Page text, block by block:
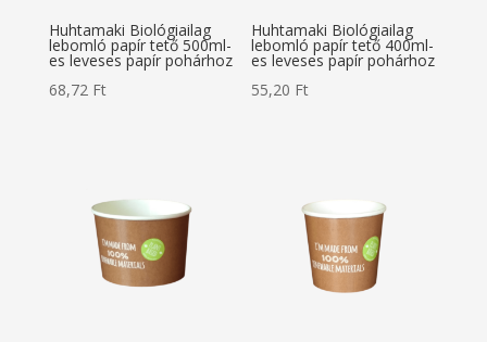
Huhtamaki Biológiailag
lebomló papír tető 500ml-
es leveses papír pohárhoz
68,72 Ft
Huhtamaki Biológiailag
lebomló papír tető 400ml-
es leveses papír pohárhoz
55,20 Ft